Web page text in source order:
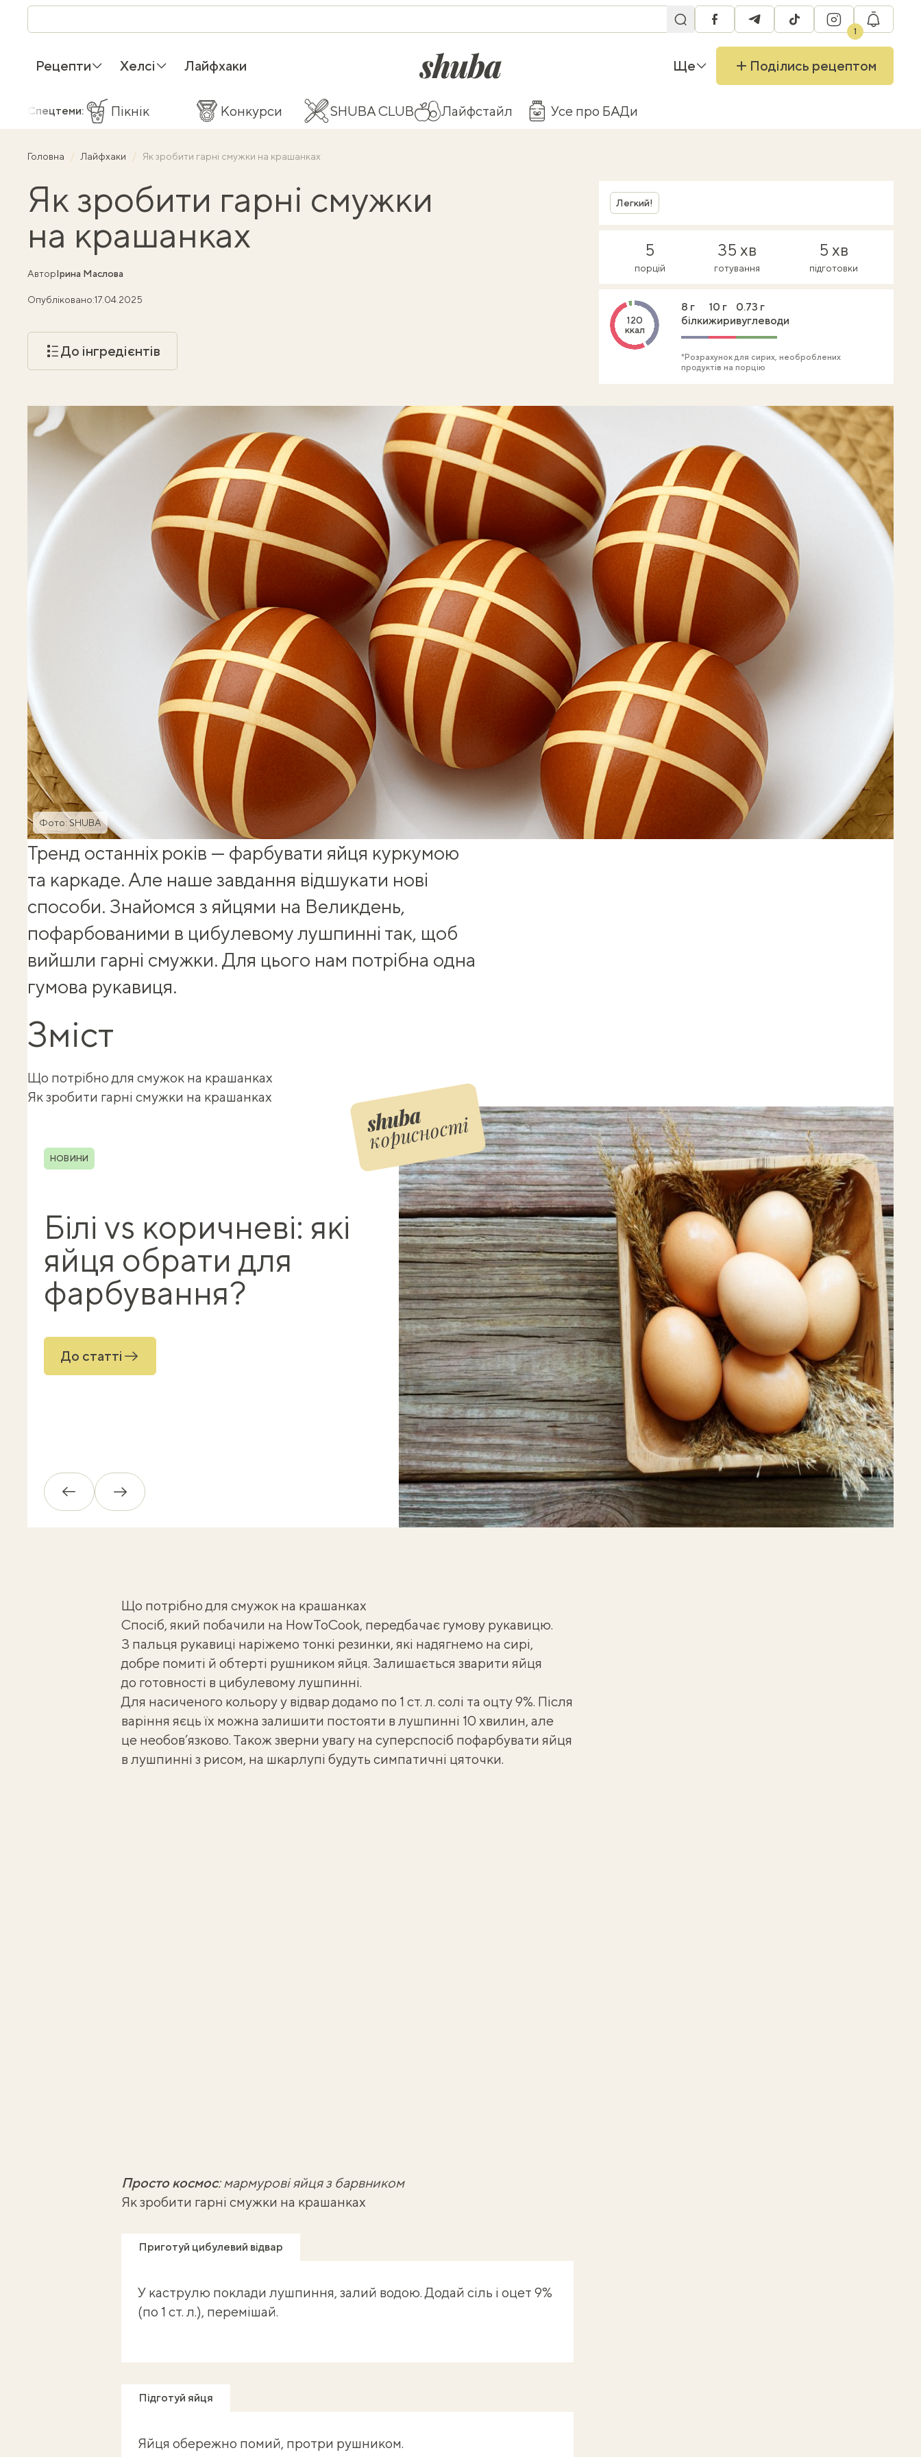
facebooktelegramtiktok instagram
1
Рецепти Хелсі Лайфхаки shuba.life Ще Поділись рецептом
Спецтеми: Пікнік Конкурси SHUBA CLUB Лайфстайл Усе про БАДи
Головна Лайфхаки Як зробити гарні смужки на крашанках
Як зробити гарні смужки
на крашанках
АвторІрина Маслова
Опубліковано:17.04.2025
До інгредієнтів
Фото: SHUBA
Легкий!
5
порцій
35 хв
готування
5 хв
підготовки
120
ккал
8 г
білки
10 г
жири
0.73 г
вуглеводи
*Розрахунок для сирих, необроблених
продуктів на порцію
Тренд останніх років — фарбувати яйця куркумою
та каркаде. Але наше завдання відшукати нові
способи. Знайомся з яйцями на Великдень,
пофарбованими в цибулевому лушпинні так, щоб
вийшли гарні смужки. Для цього нам потрібна одна
гумова рукавиця.
Зміст
Що потрібно для смужок на крашанках
Як зробити гарні смужки на крашанках
корисності
Рубрика
НОВИНИ
Білі vs коричневі: які
яйця обрати для
фарбування?
До статті
Назад Вперед
Що потрібно для смужок на крашанках
Спосіб, який побачили на HowToCook, передбачає гумову рукавицю.
З пальця рукавиці наріжемо тонкі резинки, які надягнемо на сирі,
добре помиті й обтерті рушником яйця. Залишається зварити яйця
до готовності в цибулевому лушпинні.
Для насиченого кольору у відвар додамо по 1 ст. л. солі та оцту 9%. Після
варіння яєць їх можна залишити постояти в лушпинні 10 хвилин, але
це необов’язково. Також зверни увагу на суперспосіб пофарбувати яйця
в лушпинні з рисом, на шкарлупі будуть симпатичні цяточки.
Просто космос:мармурові яйця з барвником
Як зробити гарні смужки на крашанках
Приготуй цибулевий відвар
У каструлю поклади лушпиння, залий водою. Додай сіль і оцет 9%
(по 1 ст. л.), перемішай.
Підготуй яйця
Яйця обережно помий, протри рушником.